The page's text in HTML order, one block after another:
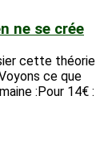
ne se crée
cette théorie
ce que
:Pour 14€ :